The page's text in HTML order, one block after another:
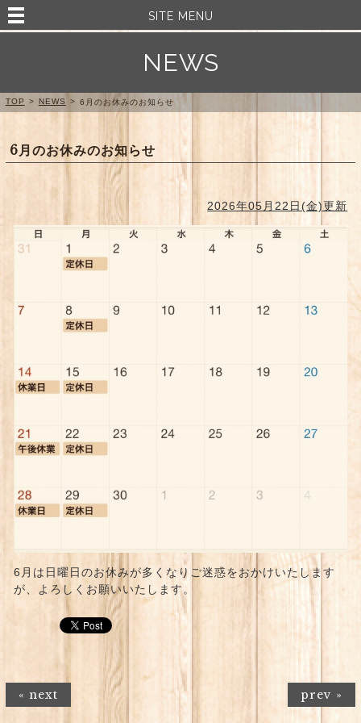
SITE MENU
NEWS
TOP > NEWS > 6月のお休みのお知らせ
6月のお休みのお知らせ
2026年05月22日(金)更新
6月は日曜日のお休みが多くなりご迷惑をおかけいたします
が、よろしくお願いいたします。
« next prev »